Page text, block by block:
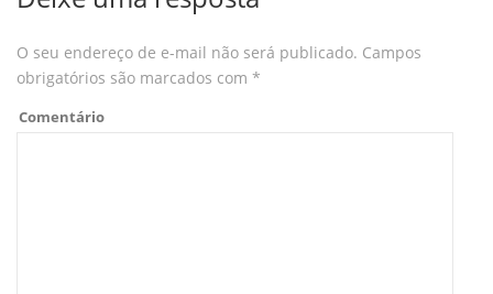
O seu endereço de e-mail não será publicado. Campos
obrigatórios são marcados com *
Comentário